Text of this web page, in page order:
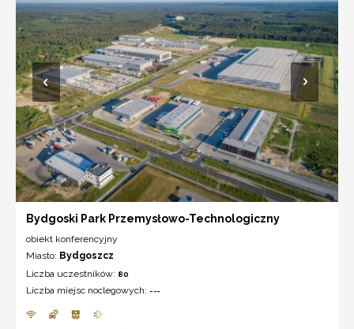
Bydgoski Park Przemysłowo-Technologiczny
obiekt konferencyjny
Miasto: Bydgoszcz
Liczba uczestników: 80
Liczba miejsc noclegowych: ---